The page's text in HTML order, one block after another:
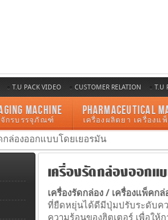
T.U PACK VIDEO CUSTOMER RELATION T.U
MACHINE
จักรบรรจุภัณฑ์
PHARMACEUTICAL
เครื่องผลิตยา เครื่องแ
กล่องออกแบบโดยเยอรมัน
เครื่องรัดกล่องออกแ
เครื่องรัดกล่อง / เครื่องแพ็คกล่
ที่ยืดหยุ่นได้ดีมีปุ่มปรับระดับคว
ความร้อนของฮิตเตอร์ เพื่อใ